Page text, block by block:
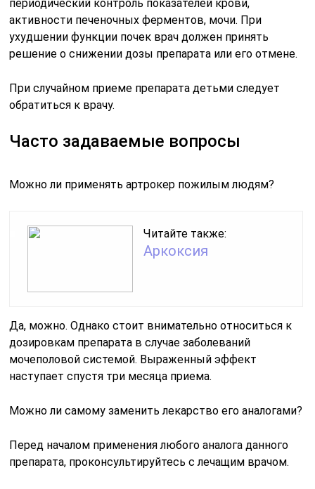
периодический контроль показателей крови,
активности печеночных ферментов, мочи. При
ухудшении функции почек врач должен принять
решение о снижении дозы препарата или его отмене.
При случайном приеме препарата детьми следует
обратиться к врачу.
Часто задаваемые вопросы
Можно ли применять артрокер пожилым людям?
Читайте также:
Аркоксия
Да, можно. Однако стоит внимательно относиться к
дозировкам препарата в случае заболеваний
мочеполовой системой. Выраженный эффект
наступает спустя три месяца приема.
Можно ли самому заменить лекарство его аналогами?
Перед началом применения любого аналога данного
препарата, проконсультируйтесь с лечащим врачом.